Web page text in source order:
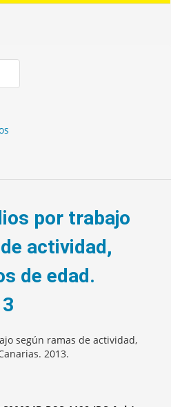
por trabajo
actividad,
de edad.
según ramas de actividad,
2013.